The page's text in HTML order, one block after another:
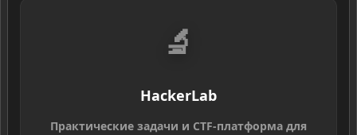
🔬
HackerLab
Практические задачи и CTF-платформа для